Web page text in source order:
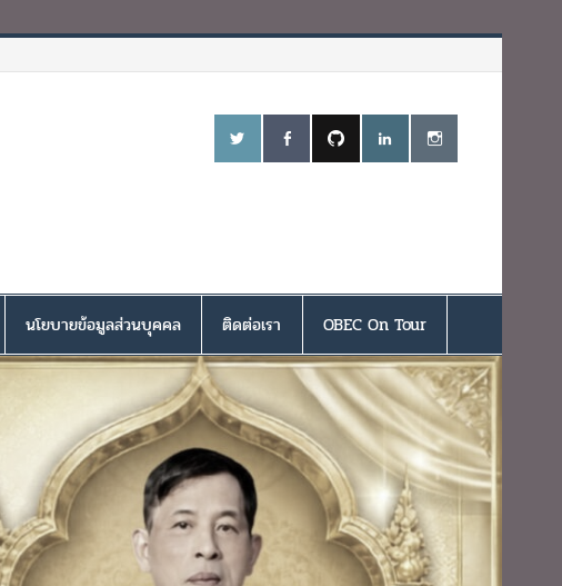
นโยบายข้อมูลส่วนบุคคล ติดต่อเรา OBEC On Tour